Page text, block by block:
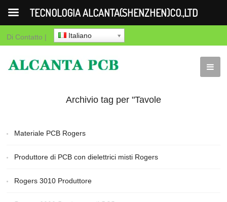
Di Contatto | Italiano
Archivio tag per "Tavole
Materiale PCB Rogers
Produttore di PCB con dielettrici misti Rogers
Rogers 3010 Produttore
TECNOLOGIA ALCANTA(SHENZHEN)CO.,LTD